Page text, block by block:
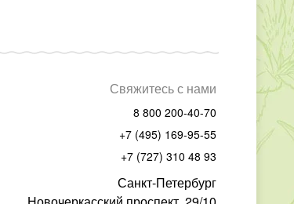
Свяжитесь с нами
8 800 200-40-70
+7 (495) 169-95-55
+7 (727) 310 48 93
Санкт-Петербург